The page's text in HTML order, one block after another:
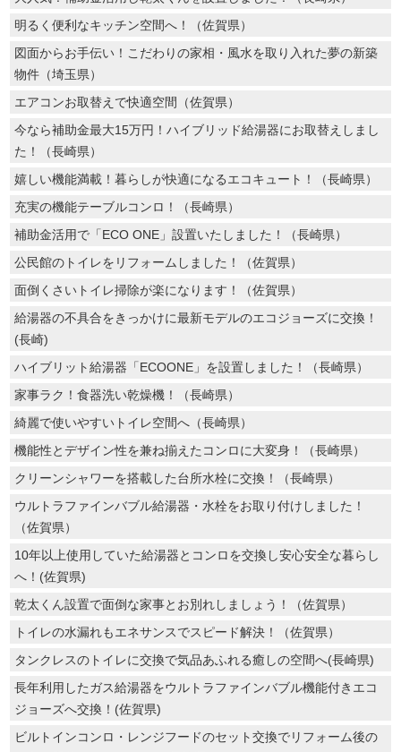
明るく便利なキッチン空間へ！（佐賀県）
図面からお手伝い！こだわりの家相・風水を取り入れた夢の新築
物件（埼玉県）
エアコンお取替えで快適空間（佐賀県）
今なら補助金最大15万円！ハイブリッド給湯器にお取替えしまし
た！（長崎県）
嬉しい機能満載！暮らしが快適になるエコキュート！（長崎県）
充実の機能テーブルコンロ！（長崎県）
補助金活用で「ECO ONE」設置いたしました！（長崎県）
公民館のトイレをリフォームしました！（佐賀県）
面倒くさいトイレ掃除が楽になります！（佐賀県）
給湯器の不具合をきっかけに最新モデルのエコジョーズに交換！
(長崎)
ハイブリット給湯器「ECOONE」を設置しました！（長崎県）
家事ラク！食器洗い乾燥機！（長崎県）
綺麗で使いやすいトイレ空間へ（長崎県）
機能性とデザイン性を兼ね揃えたコンロに大変身！（長崎県）
クリーンシャワーを搭載した台所水栓に交換！（長崎県）
ウルトラファインバブル給湯器・水栓をお取り付けしました！
（佐賀県）
10年以上使用していた給湯器とコンロを交換し安心安全な暮らし
へ！(佐賀県)
乾太くん設置で面倒な家事とお別れしましょう！（佐賀県）
トイレの水漏れもエネサンスでスピード解決！（佐賀県）
タンクレスのトイレに交換で気品あふれる癒しの空間へ(長崎県)
長年利用したガス給湯器をウルトラファインバブル機能付きエコ
ジョーズへ交換！(佐賀県)
ビルトインコンロ・レンジフードのセット交換でリフォーム後の